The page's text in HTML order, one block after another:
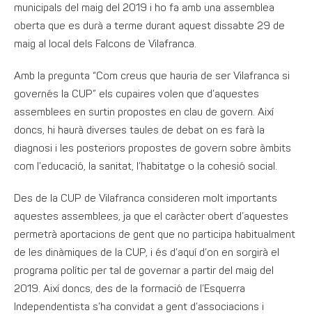
municipals del maig del 2019 i ho fa amb una assemblea
oberta que es durà a terme durant aquest dissabte 29 de
maig al local dels Falcons de Vilafranca.
Amb la pregunta “Com creus que hauria de ser Vilafranca si
governés la CUP” els cupaires volen que d’aquestes
assemblees en surtin propostes en clau de govern. Així
doncs, hi haurà diverses taules de debat on es farà la
diagnosi i les posteriors propostes de govern sobre àmbits
com l’educació, la sanitat, l’habitatge o la cohesió social.
Des de la CUP de Vilafranca consideren molt importants
aquestes assemblees, ja que el caràcter obert d’aquestes
permetrà aportacions de gent que no participa habitualment
de les dinàmiques de la CUP, i és d’aquí d’on en sorgirà el
programa polític per tal de governar a partir del maig del
2019. Així doncs, des de la formació de l’Esquerra
Independentista s’ha convidat a gent d’associacions i